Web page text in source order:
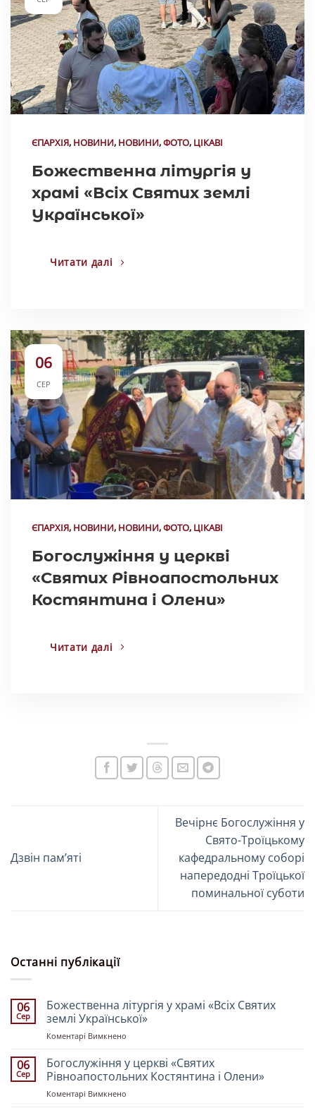
ЄПАРХІЯ, НОВИНИ, НОВИНИ,ФОТО, ЦІКАВІ
Божественна літургія у
храмі «Всіх Святих землі
Української»
Читати далі
06
СЕР
ЄПАРХІЯ, НОВИНИ, НОВИНИ,ФОТО, ЦІКАВІ
Богослужіння у церкві
«Святих Рівноапостольних
Костянтина і Олени»
Читати далі
Дзвін памʼяті
Вечірнє Богослужіння у
Свято-Троїцькому
кафедральному соборі
напередодні Троїцької
поминальної суботи
Останні публікації
06
Сер
Божественна літургія у храмі «Всіх Святих
землі Української»
Коментарі Вимкнено
літургія
у
храмі
06
Сер
Богослужіння у церкві «Святих
Рівноапостольних Костянтина і Олени»
Коментарі Вимкнено